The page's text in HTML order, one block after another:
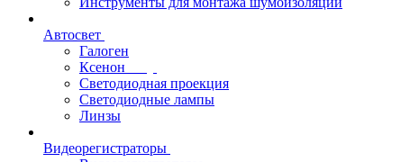
Автосвет
Галоген
Ксенон
Светодиодная проекция
Светодиодные лампы
Линзы
Видеорегистраторы